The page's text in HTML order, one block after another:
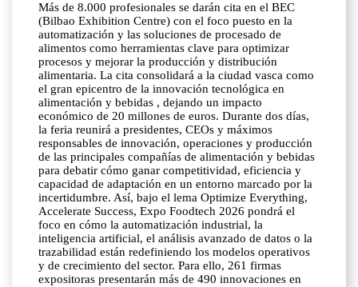
Más de 8.000 profesionales se darán cita en el BEC
(Bilbao Exhibition Centre) con el foco puesto en la
automatización y las soluciones de procesado de
alimentos como herramientas clave para optimizar
procesos y mejorar la producción y distribución
alimentaria. La cita consolidará a la ciudad vasca como
el gran epicentro de la innovación tecnológica en
alimentación y bebidas , dejando un impacto
económico de 20 millones de euros. Durante dos días,
la feria reunirá a presidentes, CEOs y máximos
responsables de innovación, operaciones y producción
de las principales compañías de alimentación y bebidas
para debatir cómo ganar competitividad, eficiencia y
capacidad de adaptación en un entorno marcado por la
incertidumbre. Así, bajo el lema Optimize Everything,
Accelerate Success, Expo Foodtech 2026 pondrá el
foco en cómo la automatización industrial, la
inteligencia artificial, el análisis avanzado de datos o la
trazabilidad están redefiniendo los modelos operativos
y de crecimiento del sector. Para ello, 261 firmas
expositoras presentarán más de 490 innovaciones en